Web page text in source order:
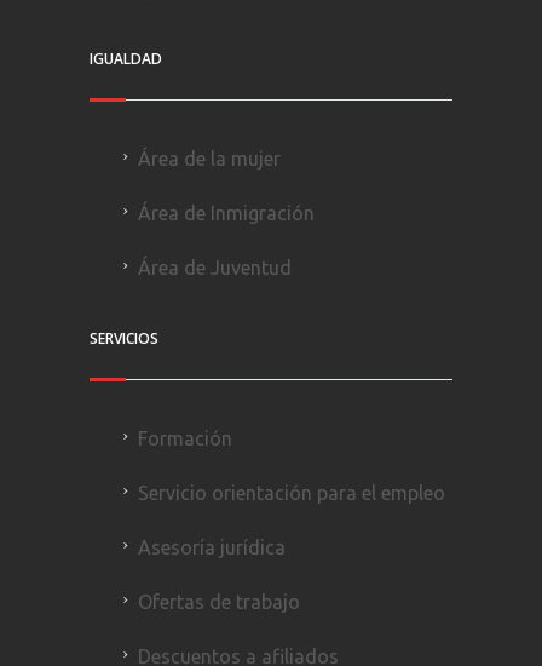
IGUALDAD
Área de la mujer
Área de Inmigración
Área de Juventud
SERVICIOS
Formación
Servicio orientación para el empleo
Asesoría jurídica
Ofertas de trabajo
Descuentos a afiliados